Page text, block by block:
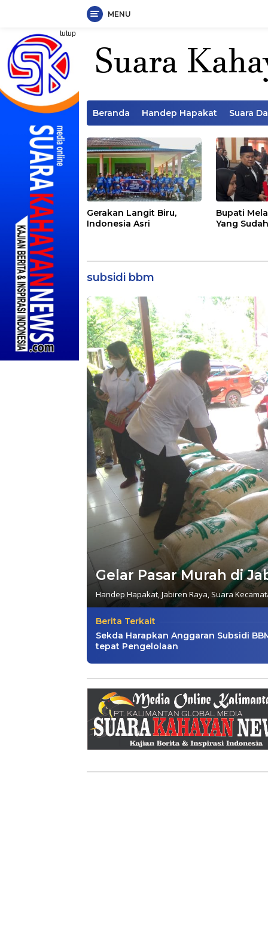
Langsung
konten
MENU
tutup
Beranda Handep Hapakat Suara
Gerakan Langit Biru,
Indonesia Asri
Bupati
Yang
subsidi bbm
Gelar Pasar Murah di
Handep Hapakat,Jabiren Raya,Suara
Berita Terkait
Sekda Harapkan Anggaran Subsidi
tepat Pengelolaan